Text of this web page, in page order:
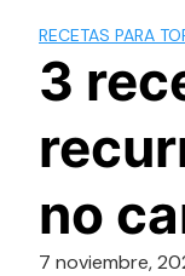
RECETAS PARA
3
no
7 noviembre,